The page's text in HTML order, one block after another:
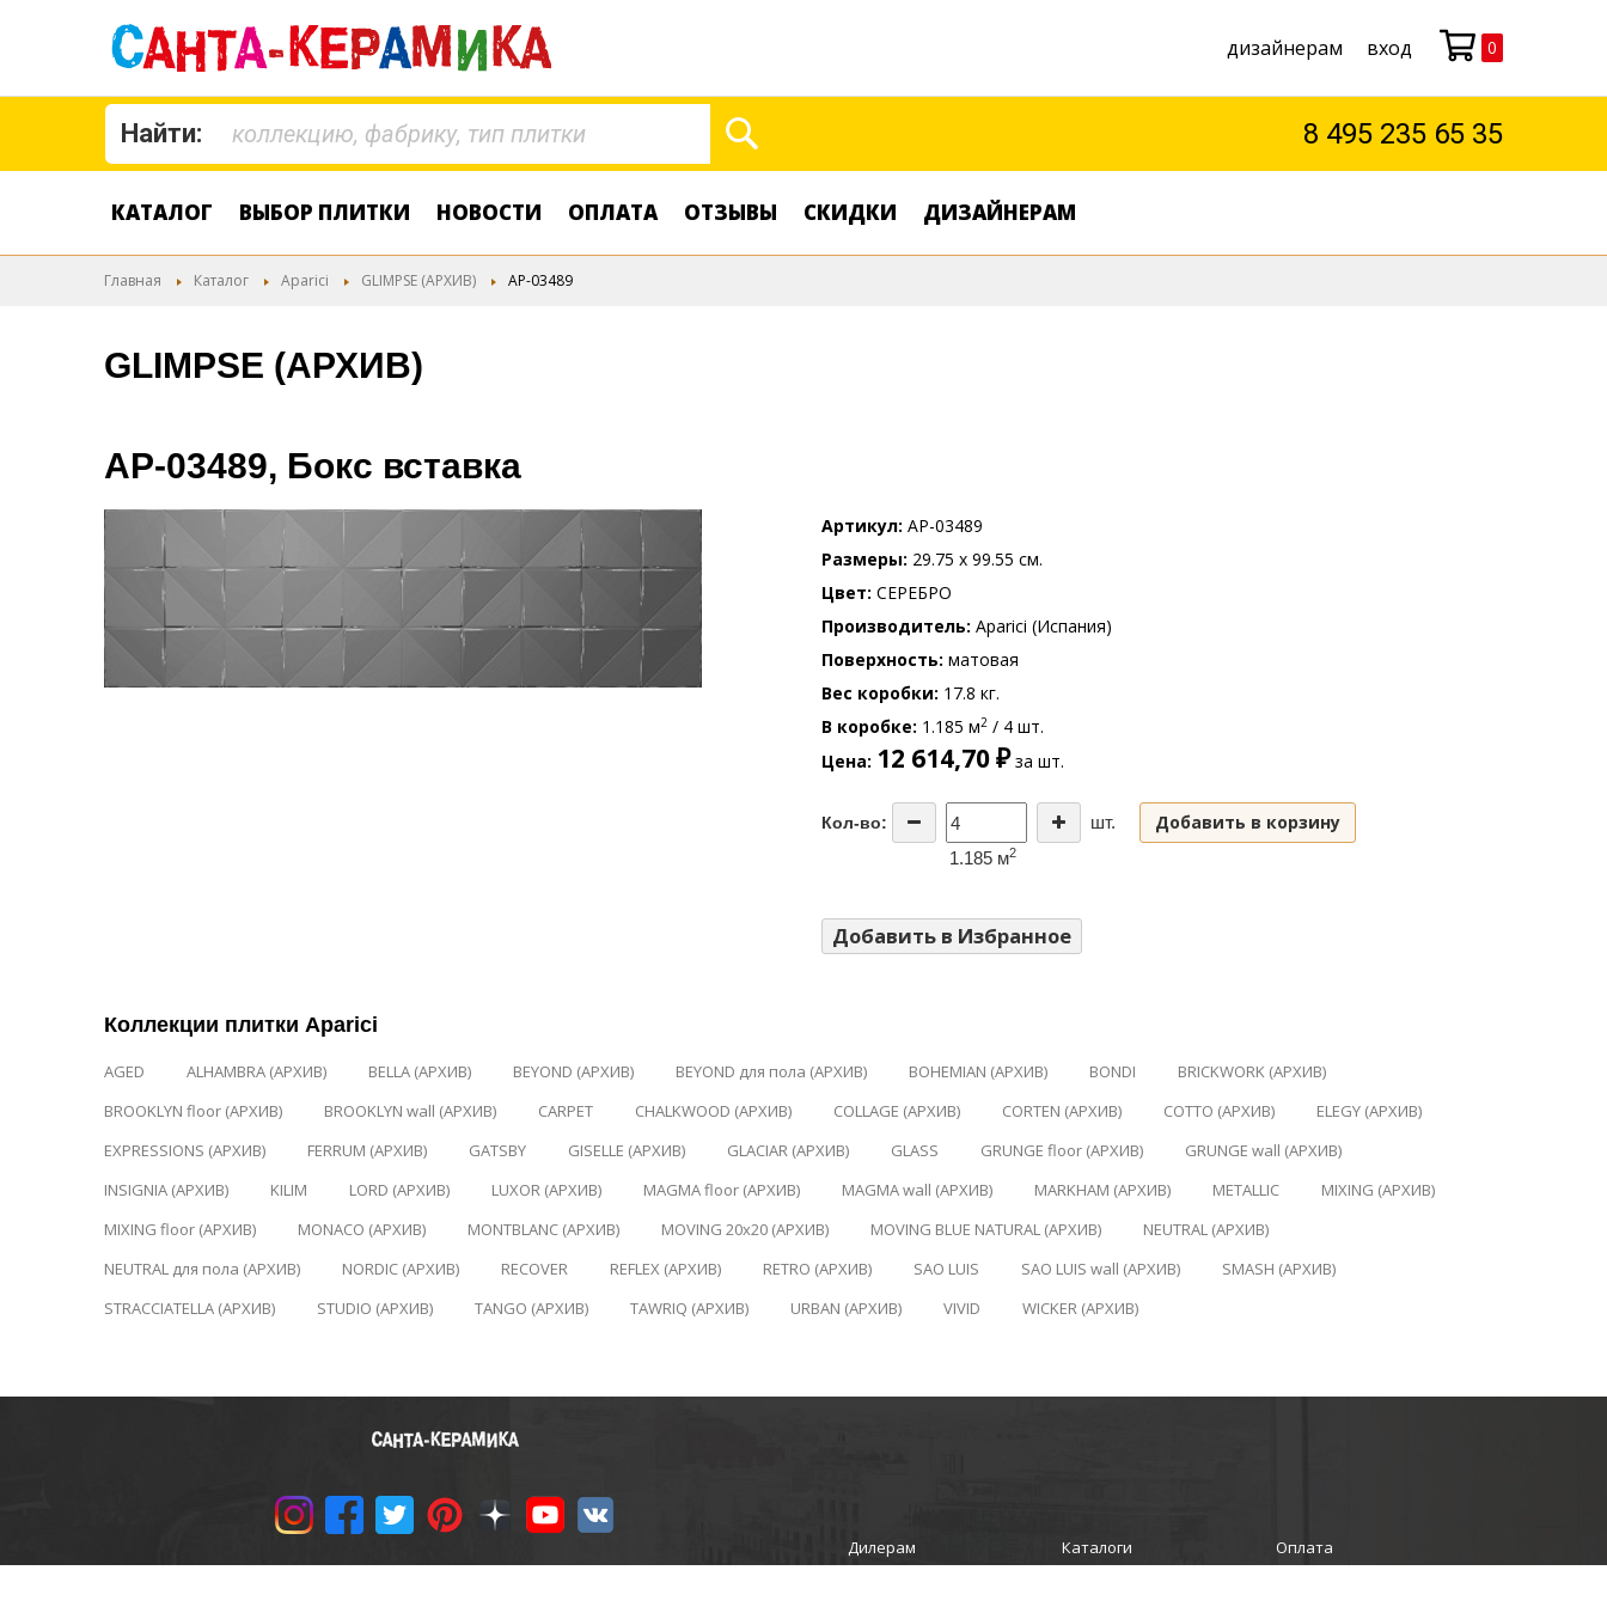
дизайнерам вход Моя корзина
0
Найти: 8 495 235 65 35
КАТАЛОГ ВЫБОР ПЛИТКИ НОВОСТИ ОПЛАТА ОТЗЫВЫ СКИДКИ ДИЗАЙНЕРАМ
Главная Каталог Aparici GLIMPSE (АРХИВ) AP-03489
GLIMPSE (АРХИВ)
AP-03489, Бокс вставка
Артикул AP-03489
Размеры 29.75 x 99.55 см.
Цвет СЕРЕБРО
Производитель Aparici (Испания)
Поверхность матовая
Вес коробки 17.8 кг.
В коробке 1.185 м2 / 4 шт.
Цена 12 614,70 ₽за шт.
Кол-во:
шт.
1.185 м2
Добавить в корзину
Добавить в Избранное
Коллекции плитки Aparici
AGED ALHAMBRA (АРХИВ) BELLA (АРХИВ) BEYOND (АРХИВ) BEYOND для пола (АРХИВ) BOHEMIAN (АРХИВ) BONDI
BRICKWORK (АРХИВ)
BROOKLYN floor (АРХИВ)
BROOKLYN wall (АРХИВ) CARPET CHALKWOOD (АРХИВ) COLLAGE (АРХИВ) CORTEN (АРХИВ) COTTO (АРХИВ)
ELEGY (АРХИВ)
EXPRESSIONS (АРХИВ)
FERRUM (АРХИВ) GATSBY GISELLE (АРХИВ) GLACIAR (АРХИВ) GLASS GRUNGE floor (АРХИВ)
GRUNGE wall (АРХИВ)
INSIGNIA (АРХИВ)
KILIM LORD (АРХИВ) LUXOR (АРХИВ) MAGMA floor (АРХИВ) MAGMA wall (АРХИВ) MARKHAM (АРХИВ) METALLIC
MIXING (АРХИВ)
MIXING floor (АРХИВ)
MONACO (АРХИВ) MONTBLANC (АРХИВ) MOVING 20x20 (АРХИВ) MOVING BLUE NATURAL (АРХИВ)
NEUTRAL (АРХИВ)
NEUTRAL для пола (АРХИВ)
NORDIC (АРХИВ) RECOVER REFLEX (АРХИВ) RETRO (АРХИВ) SAO LUIS SAO LUIS wall (АРХИВ)
SMASH (АРХИВ)
STRACCIATELLA (АРХИВ)
STUDIO (АРХИВ) TANGO (АРХИВ) TAWRIQ (АРХИВ) URBAN (АРХИВ) VIVID WICKER (АРХИВ)
Дилерам Каталоги
Оплата